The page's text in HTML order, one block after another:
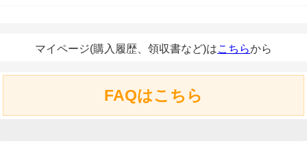
マイページ(購入履歴、領収書など)はこちらから
FAQはこちら